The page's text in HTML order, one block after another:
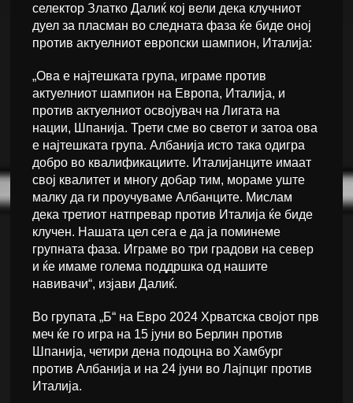
селектор Златко Далиќ кој вели дека клучниот
дуел за пласман во следната фаза ќе биде оној
против актуелниот европски шампион, Италија:
„Ова е најтешката група, играме против
актуелниот шампион на Европа, Италија, и
против актуелниот освојувач на Лигата на
нации, Шпанија. Трети сме во светот и затоа ова
е најтешката група. Албанија исто така одигра
добро во квалификациите. Италијанците имаат
свој квалитет и многу добар тим, мораме уште
малку да ги проучуваме Албанците. Мислам
дека третиот натпревар против Италија ќе биде
клучен. Нашата цел сега е да ја поминеме
групната фаза. Играме во три градови на север
и ќе имаме голема поддршка од нашите
навивачи“, изјави Далиќ.
Во групата „Б“ на Евро 2024 Хрватска својот прв
меч ќе го игра на 15 јуни во Берлин против
Шпанија, четири дена подоцна во Хамбург
против Албанија и на 24 јуни во Лајпциг против
Италија.